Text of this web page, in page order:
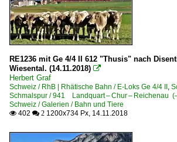
RE1236 mit Ge 4/4 II 612 "Thusis" nach
Wiesental. (14.11.2018) 
Herbert Graf
Schweiz / RhB | Rhätische Bahn / E-Loks Ge 4/4 II
Schmalspur / 941 Landquart – Chur – Reichenau
Schweiz / Galerien / Bahn und Tiere
 402  2 1200x734 Px, 14.11.2018